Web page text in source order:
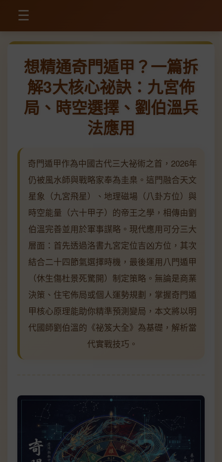
☰
想精通奇門遁甲？一篇拆
解3大核心祕訣：九宮佈
局、時空選擇、劉伯溫兵
法應用
奇門遁甲作為中國古代三大祕術之首，2026年
仍被風水師與戰略家奉為圭臬。這門融合天文
星象（九宮飛星）、地理磁場（八卦方位）與
時空能量（六十甲子）的帝王之學，相傳由劉
伯溫完善並用於軍事謀略。現代應用可分三大
層面：首先透過洛書九宮定位吉凶方位，其次
結合二十四節氣選擇時機，最後運用八門遁甲
（休生傷杜景死驚開）制定策略。無論是商業
決策、住宅佈局或個人運勢規劃，掌握奇門遁
甲核心原理能助你精準預測變局，本文將以明
代國師劉伯溫的《祕笈大全》為基礎，解析當
代實戰技巧。